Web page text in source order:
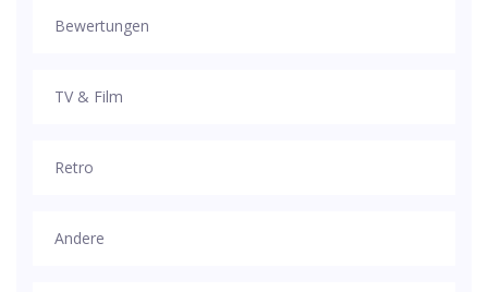
Bewertungen
TV & Film
Retro
Andere